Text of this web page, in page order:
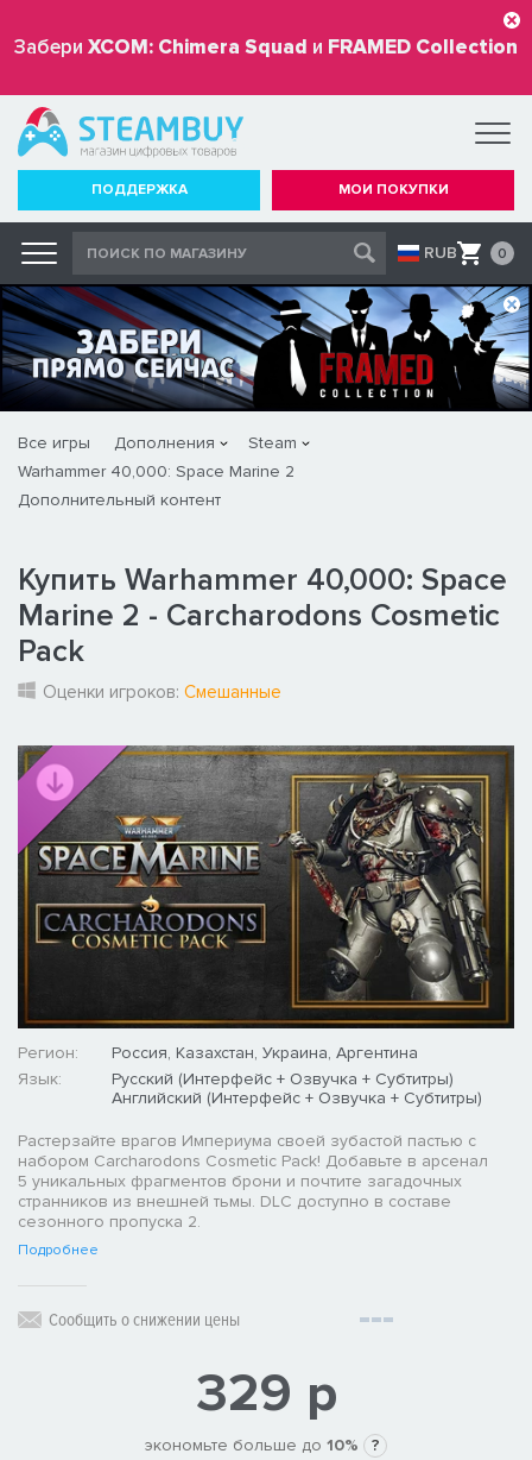
Забери XCOM: Chimera Squad и FRAMED Collection
бесплатно
ПОДДЕРЖКА МОИ ПОКУПКИ
RUB 0
Все игры Дополнения
Steam
Warhammer 40,000: Space Marine 2
Дополнительный контент
Купить Warhammer 40,000: Space
Marine 2 - Carcharodons Cosmetic
Pack
Оценки игроков: Смешанные
Регион:
Россия, Казахстан, Украина, Аргентина
Язык:
Русский (Интерфейс + Озвучка + Субтитры)
Английский (Интерфейс + Озвучка + Субтитры)
Растерзайте врагов Империума своей зубастой пастью с
набором Carcharodons Cosmetic Pack! Добавьте в арсенал
5 уникальных фрагментов брони и почтите загадочных
странников из внешней тьмы. DLC доступно в составе
сезонного пропуска 2.
Подробнее
Сообщить о снижении цены
329 р
экономьте больше до 10% ?